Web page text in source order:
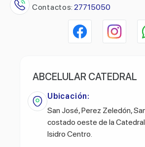
Contactos: 27715050
ABCELULAR CATEDRAL
Ubicación:
San José, Perez Zeledón,
costado oeste de la
Isidro Centro.